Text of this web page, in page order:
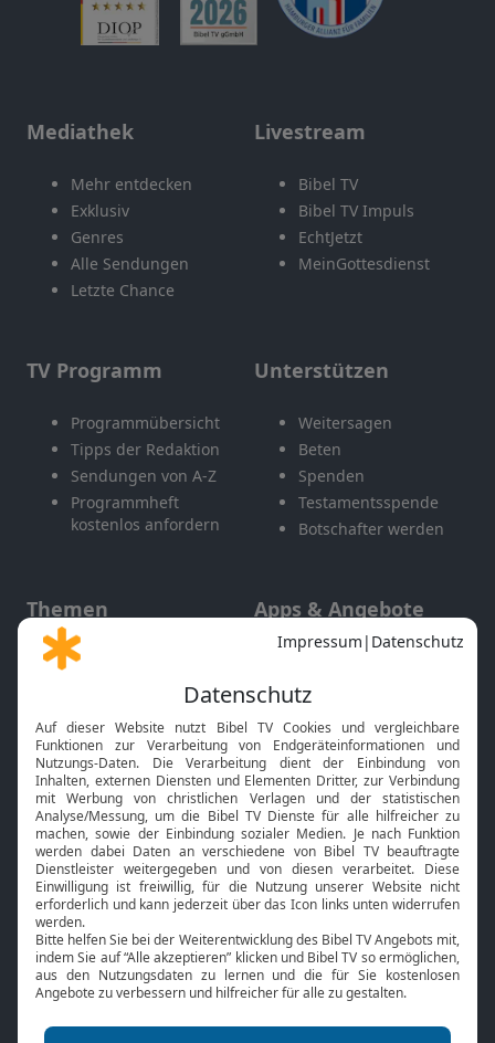
Mediathek
Mehr entdecken
Exklusiv
Genres
Alle Sendungen
Letzte Chance
Livestream
Bibel TV
Bibel TV Impuls
EchtJetzt
MeinGottesdienst
TV Programm
Programmübersicht
Tipps der Redaktion
Sendungen von A-Z
Programmheft
kostenlos anfordern
Unterstützen
Weitersagen
Beten
Spenden
Testamentsspende
Botschafter werden
Themen
Gott und Bibel erklärt
Neuigkeiten
Apps & Angebote
Mobile App
Smart TV
HbbTV
Bibelthek Online-Bibel
Nächster Gottesdienst
Bibel TV
Über uns
Jobs
Mediadaten
Service
Kontakt
TV-Empfang